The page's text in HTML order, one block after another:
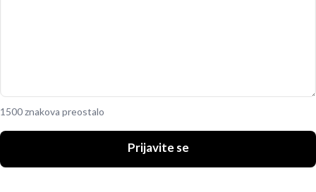
1500 znakova preostalo
Prijavite se